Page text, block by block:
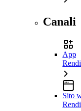
Canali
App
Sito